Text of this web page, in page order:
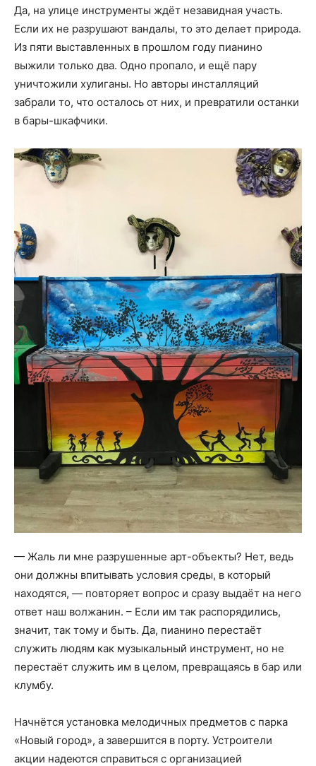
Да, на улице инструменты ждёт незавидная участь.
Если их не разрушают вандалы, то это делает природа.
Из пяти выставленных в прошлом году пианино
выжили только два. Одно пропало, и ещё пару
уничтожили хулиганы. Но авторы инсталляций
забрали то, что осталось от них, и превратили останки
в бары-шкафчики.
— Жаль ли мне разрушенные арт-объекты? Нет, ведь
они должны впитывать условия среды, в который
находятся, — повторяет вопрос и сразу выдаёт на него
ответ наш волжанин. – Если им так распорядились,
значит, так тому и быть. Да, пианино перестаёт
служить людям как музыкальный инструмент, но не
перестаёт служить им в целом, превращаясь в бар или
клумбу.
Начнётся установка мелодичных предметов с парка
«Новый город», а завершится в порту. Устроители
акции надеются справиться с организацией